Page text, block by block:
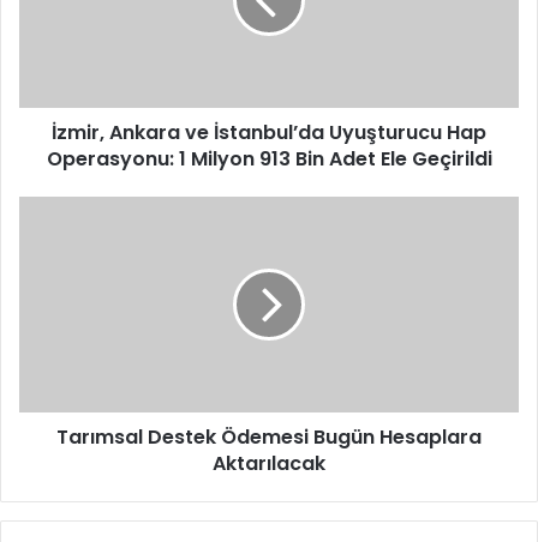
Milyon
İzmir, Ankara ve İstanbul’da Uyuşturucu Hap
Operasyonu: 1 Milyon 913 Bin Adet Ele Geçirildi
Tarımsal Destek Ödemesi Bugün Hesaplara
Aktarılacak